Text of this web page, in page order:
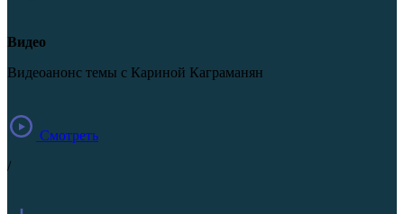
Видео
Видеоанонс темы с Кариной Каграманян
Смотреть
/